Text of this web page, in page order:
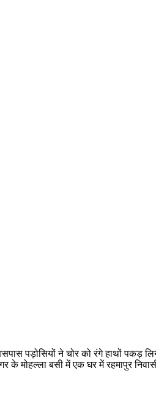
पड़ोसियों ने चोर को रंगे हाथों पकड़
के मोहल्ला बसी में एक घर में रहमापुर